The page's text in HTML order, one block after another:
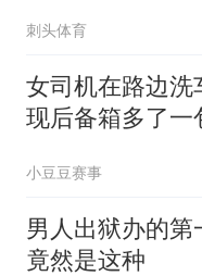
刺头体育
女司机在路边洗
现后备箱多了一
小豆豆赛事
男人出狱办的第
竟然是这种